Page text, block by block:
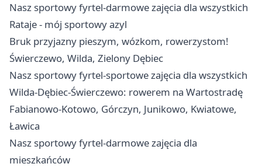
Nasz sportowy fyrtel-darmowe zajęcia dla wszystkich
Rataje - mój sportowy azyl
Bruk przyjazny pieszym, wózkom, rowerzystom!
Świerczewo, Wilda, Zielony Dębiec
Nasz sportowy fyrtel-sportowe zajęcia dla wszystkich
Wilda-Dębiec-Świerczewo: rowerem na Wartostradę
Fabianowo-Kotowo, Górczyn, Junikowo, Kwiatowe,
Ławica
Nasz sportowy fyrtel-darmowe zajęcia dla
mieszkańców